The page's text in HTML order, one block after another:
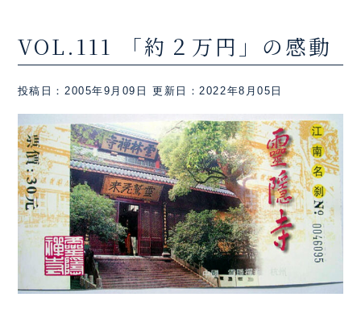
VOL.111 「約２万円」の感動
投稿日：2005年9月09日 更新日：2022年8月05日